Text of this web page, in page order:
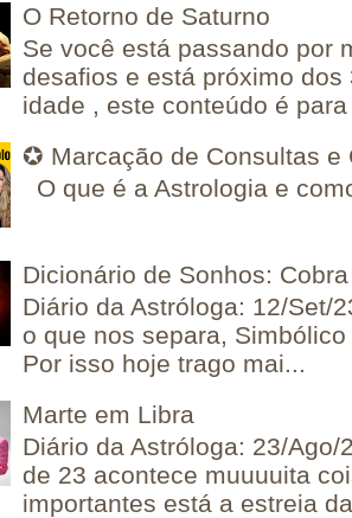
O Retorno de Saturno
Se você está passando por
desafios e está próximo
idade , este conteúdo é
✪ Marcação de Consultas e
O que é a Astrologia e
Dicionário de Sonhos: Cobra
Diário da Astróloga: 12/Set/
o que nos separa,
Por isso hoje trago mai...
Marte em Libra
Diário da Astróloga: 23/
de 23 acontece muuuuita
importantes está a estreia